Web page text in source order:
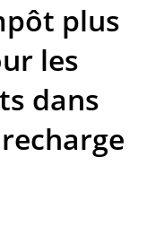
plus
les
dans